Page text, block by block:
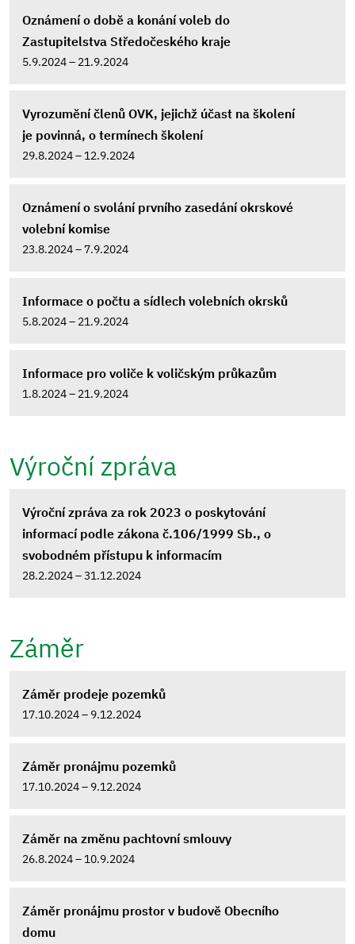
Oznámení o době a konání voleb do
Zastupitelstva Středočeského kraje
5.9.2024 – 21.9.2024
Vyrozumění členů OVK, jejichž účast na školení
je povinná, o termínech školení
29.8.2024 – 12.9.2024
Oznámení o svolání prvního zasedání okrskové
volební komise
23.8.2024 – 7.9.2024
Informace o počtu a sídlech volebních okrsků
5.8.2024 – 21.9.2024
Informace pro voliče k voličským průkazům
1.8.2024 – 21.9.2024
Výroční zpráva
Výroční zpráva za rok 2023 o poskytování
informací podle zákona č.106/1999 Sb., o
svobodném přístupu k informacím
28.2.2024 – 31.12.2024
Záměr
Záměr prodeje pozemků
17.10.2024 – 9.12.2024
Záměr pronájmu pozemků
17.10.2024 – 9.12.2024
Záměr na změnu pachtovní smlouvy
26.8.2024 – 10.9.2024
Záměr pronájmu prostor v budově Obecního
domu